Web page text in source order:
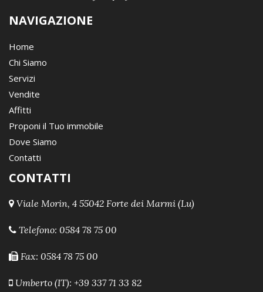
NAVIGAZIONE
Home
Chi Siamo
Servizi
Vendite
Affitti
Proponi il Tuo immobile
Dove Siamo
Contatti
CONTATTI
Viale Morin, 4 55042 Forte dei Marmi (Lu)
Telefono: 0584 78 75 00
Fax: 0584 78 75 00
Umberto (IT): +39 337 71 33 82